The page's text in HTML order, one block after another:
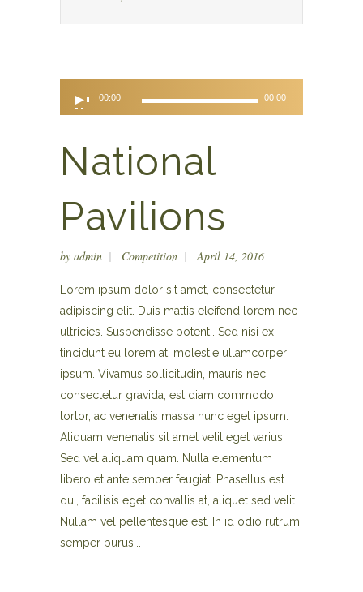
Player
00:00 00:00
National
Pavilions
by admin Competition April 14, 2016
Lorem ipsum dolor sit amet, consectetur
adipiscing elit. Duis mattis eleifend lorem nec
ultricies. Suspendisse potenti. Sed nisi ex,
tincidunt eu lorem at, molestie ullamcorper
ipsum. Vivamus sollicitudin, mauris nec
consectetur gravida, est diam commodo
tortor, ac venenatis massa nunc eget ipsum.
Aliquam venenatis sit amet velit eget varius.
Sed vel aliquam quam. Nulla elementum
libero et ante semper feugiat. Phasellus est
dui, facilisis eget convallis at, aliquet sed velit.
Nullam vel pellentesque est. In id odio rutrum,
semper purus...